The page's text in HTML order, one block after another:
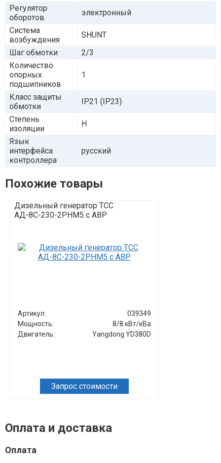
Регулятор
оборотов
электронный
Система
возбуждения
SHUNT
Шаг обмотки
2/3
Количество
опорных
подшипников
1
Класс защиты
обмотки
IP21 (IP23)
Степень
изоляции
Н
Язык
интерфейса
контроллера
русский
Похожие товары
Дизельный генератор ТСС
АД-8С-230-2РНМ5 с АВР
Артикул:
039349
Мощность:
8/8 кВт/кВа
Двигатель:
Yangdong YD380D
Запрос стоимости
Оплата и доставка
Оплата